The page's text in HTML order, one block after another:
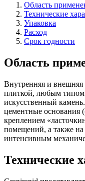
Область
Технические
Упаковка
Расход
Срок годности
Область
Внутренняя и внешняя
плиткой, любым
искусственный
цементные основания
креплением
помещений, а также
интенсивным
Технические